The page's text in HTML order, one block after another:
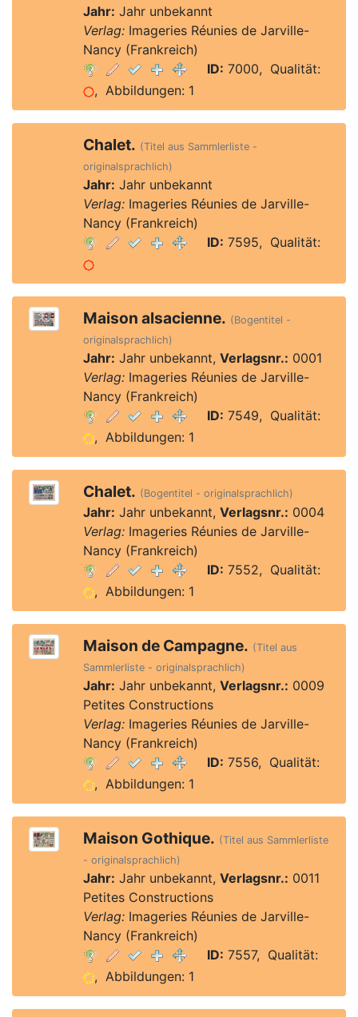
Jahr: Jahr unbekannt
Verlag:Imageries Réunies de Jarville-
Nancy (Frankreich)
ID: 7000, Qualität:
, Abbildungen: 1
Chalet. (Titel aus Sammlerliste -
originalsprachlich)
Jahr: Jahr unbekannt
Verlag:Imageries Réunies de Jarville-
Nancy (Frankreich)
ID: 7595, Qualität:
Maison alsacienne. (Bogentitel -
originalsprachlich)
Jahr: Jahr unbekannt, Verlagsnr.: 0001
Verlag:Imageries Réunies de Jarville-
Nancy (Frankreich)
ID: 7549, Qualität:
, Abbildungen: 1
Chalet. (Bogentitel - originalsprachlich)
Jahr: Jahr unbekannt, Verlagsnr.: 0004
Verlag:Imageries Réunies de Jarville-
Nancy (Frankreich)
ID: 7552, Qualität:
, Abbildungen: 1
Maison de Campagne. (Titel aus
Sammlerliste - originalsprachlich)
Jahr: Jahr unbekannt, Verlagsnr.: 0009
Petites Constructions
Verlag:Imageries Réunies de Jarville-
Nancy (Frankreich)
ID: 7556, Qualität:
, Abbildungen: 1
Maison Gothique. (Titel aus Sammlerliste
- originalsprachlich)
Jahr: Jahr unbekannt, Verlagsnr.: 0011
Petites Constructions
Verlag:Imageries Réunies de Jarville-
Nancy (Frankreich)
ID: 7557, Qualität:
, Abbildungen: 1